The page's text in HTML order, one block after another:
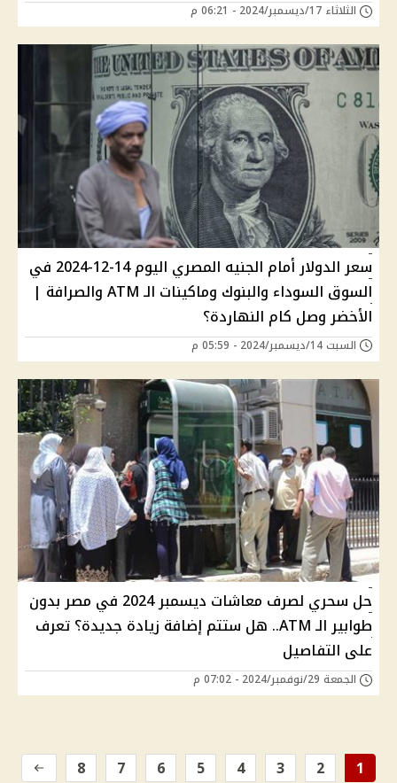
الثلاثاء 17/ديسمبر/2024 - 06:21 م
سعر الدولار أمام الجنيه المصري اليوم 14-12-2024 في
السوق السوداء والبنوك وماكينات الـ ATM والصرافة |
الأخضر وصل كام النهاردة؟
السبت 14/ديسمبر/2024 - 05:59 م
حل سحري لصرف معاشات ديسمبر 2024 في مصر بدون
طوابير الـ ATM.. هل ستتم إضافة زيادة جديدة؟ تعرف
على التفاصيل
الجمعة 29/نوفمبر/2024 - 07:02 م
1
2
3
4
5
6
7
8